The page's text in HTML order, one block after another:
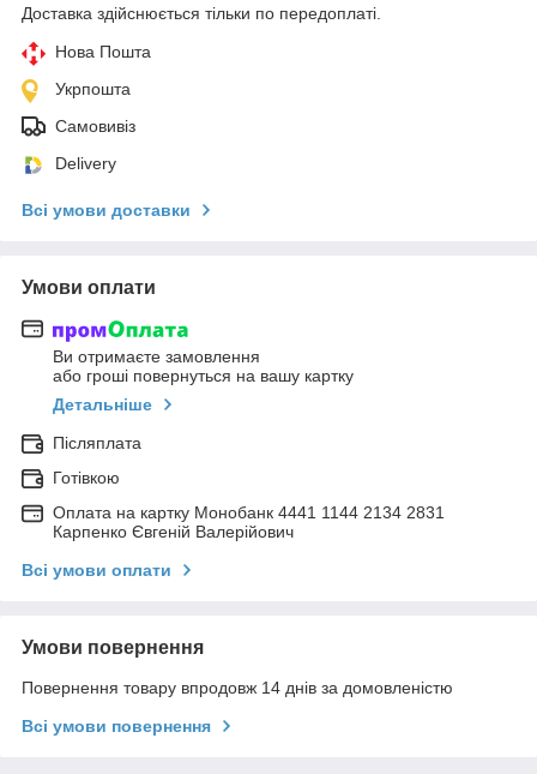
Доставка здійснюється тільки по передоплаті.
Нова Пошта
Укрпошта
Самовивіз
Delivery
Всі умови доставки
Умови оплати
Ви отримаєте замовлення
або гроші повернуться на вашу картку
Детальніше
Післяплата
Готівкою
Оплата на картку Монобанк 4441 1144 2134 2831
Карпенко Євгеній Валерійович
Всі умови оплати
Умови повернення
Повернення товару впродовж 14 днів за домовленістю
Всі умови повернення